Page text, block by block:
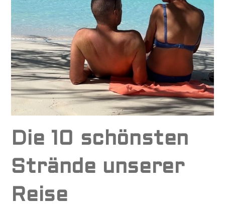
Die 10 schönsten
Strände unserer
Reise